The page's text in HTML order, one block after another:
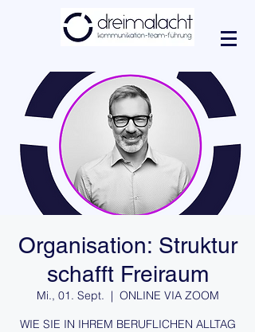
Organisation: Struktur
schafft Freiraum
Mi., 01. Sept.
  |
ONLINE VIA ZOOM
WIE SIE IN IHREM BERUFLICHEN ALLTAG